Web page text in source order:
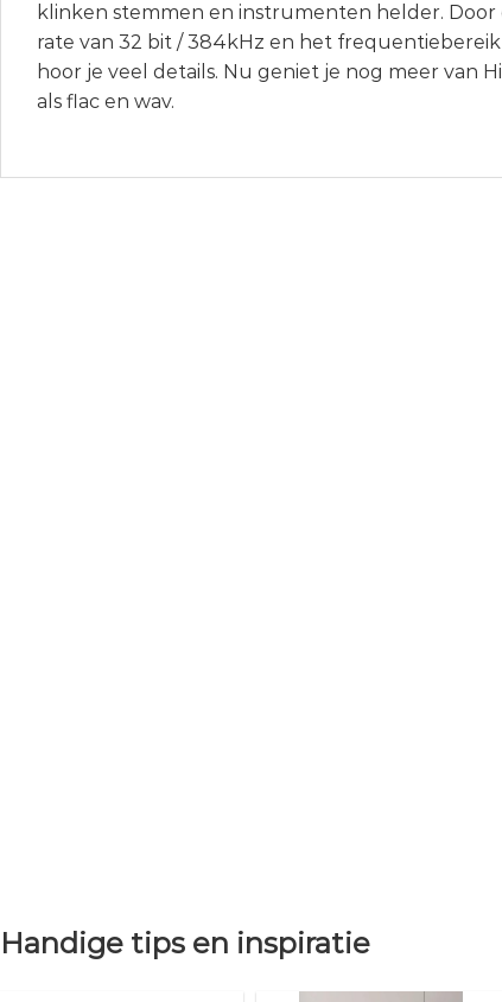
klinken stemmen en instrumenten helder. Door
rate van 32 bit / 384kHz en het
hoor je veel details. Nu geniet je nog meer van
als flac en wav.
Handige tips en inspiratie